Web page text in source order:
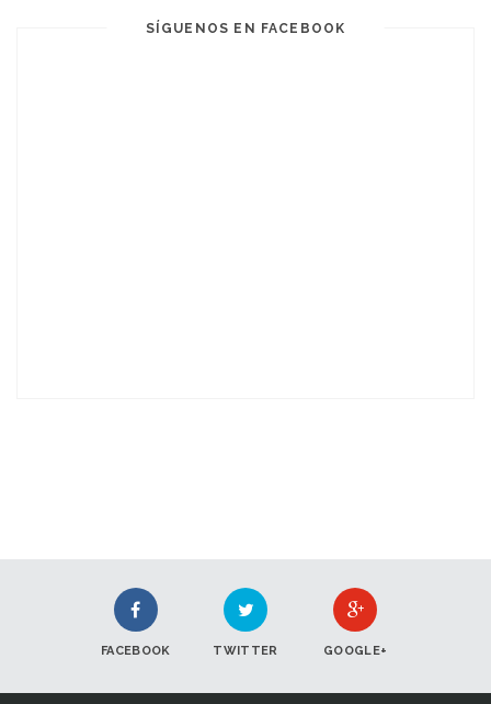
SÍGUENOS EN FACEBOOK
FACEBOOK TWITTER GOOGLE+